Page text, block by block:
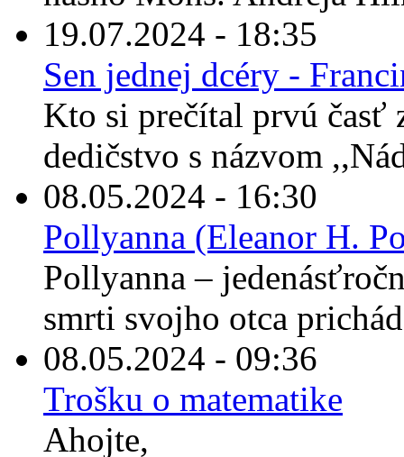
19.07.2024 - 18:35
Sen jednej dcéry -
Kto si prečítal prvú časť
dedičstvo s názvom
08.05.2024 - 16:30
Pollyanna (Eleanor H.
Pollyanna –
smrti svojho otca
08.05.2024 - 09:36
Trošku o matematike
Ahojte,